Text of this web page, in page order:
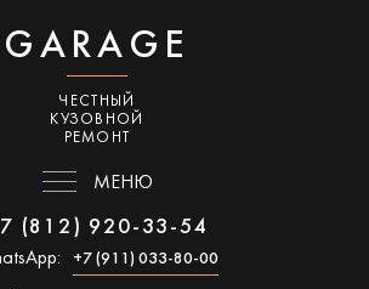
GARAGE
ЧЕСТНЫЙ
КУЗОВНОЙ
РЕМОНТ
МЕНЮ
(812) 920-33-54
+7 (911) 033-80-00